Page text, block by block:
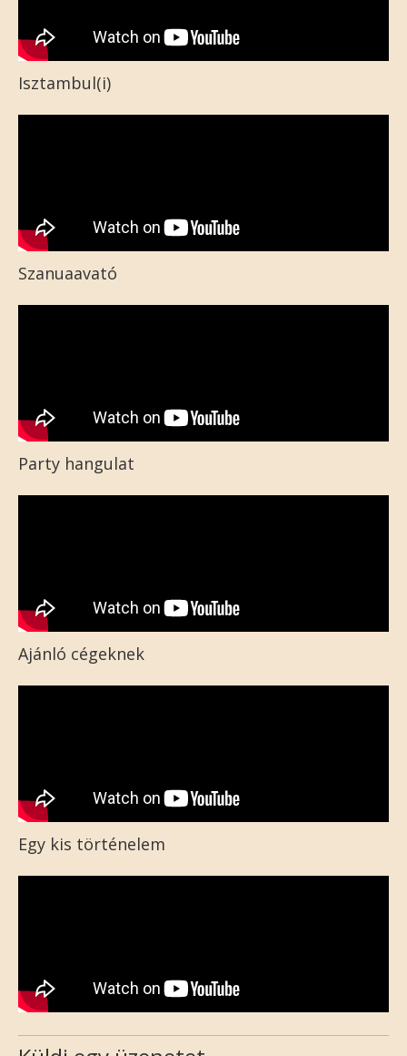
Isztambul(i)
Szanuaavató
Party hangulat
Ajánló cégeknek
Egy kis történelem